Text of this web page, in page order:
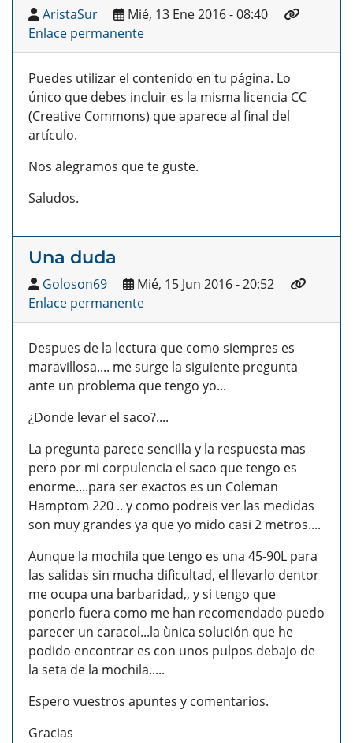
AristaSur
Mié, 13 Ene 2016 - 08:40
Enlace permanente
Puedes utilizar el contenido en tu página. Lo
único que debes incluir es la misma licencia CC
(Creative Commons) que aparece al final del
artículo.
Nos alegramos que te guste.
Saludos.
Una duda
Goloson69
Mié, 15 Jun 2016 - 20:52
Enlace permanente
Despues de la lectura que como siempres es
maravillosa.... me surge la siguiente pregunta
ante un problema que tengo yo...
¿Donde levar el saco?....
La pregunta parece sencilla y la respuesta mas
pero por mi corpulencia el saco que tengo es
enorme....para ser exactos es un Coleman
Hamptom 220 .. y como podreis ver las medidas
son muy grandes ya que yo mido casi 2 metros....
Aunque la mochila que tengo es una 45-90L para
las salidas sin mucha dificultad, el llevarlo dentor
me ocupa una barbaridad,, y si tengo que
ponerlo fuera como me han recomendado puedo
parecer un caracol...la ùnica solución que he
podido encontrar es con unos pulpos debajo de
la seta de la mochila.....
Espero vuestros apuntes y comentarios.
Gracias